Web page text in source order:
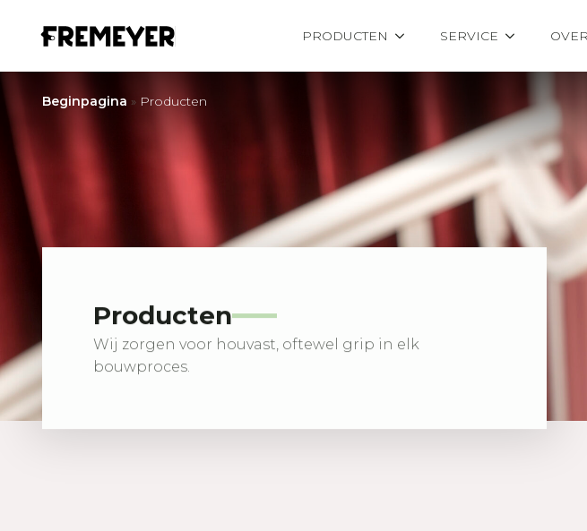
PRODUCTEN SERVICE
Beginpagina » Producten
Producten
Wij zorgen voor houvast, oftewel grip in elk
bouwproces.